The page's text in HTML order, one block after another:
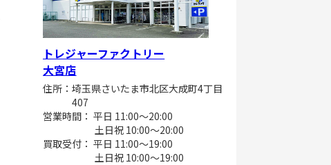
トレジャーファクトリー
大宮店
住所：埼玉県さいたま市北区大成町4丁目
407
営業時間： 平日 11:00～20:00
土日祝 10:00～20:00
買取受付： 平日 11:00～19:00
土日祝 10:00～19:00